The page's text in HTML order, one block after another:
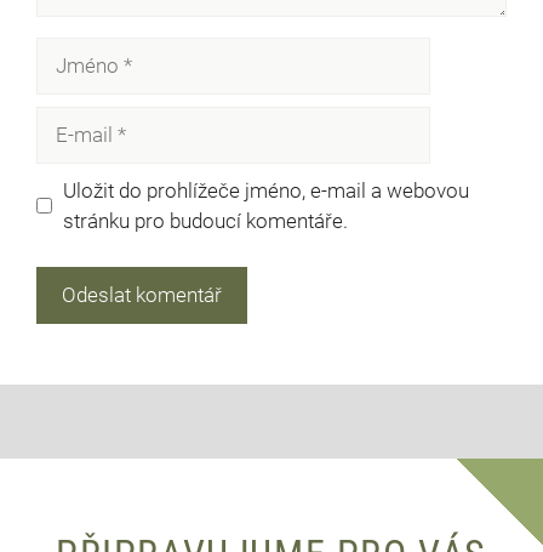
mail
Uložit do prohlížeče jméno, e-mail a webovou
stránku pro budoucí komentáře.